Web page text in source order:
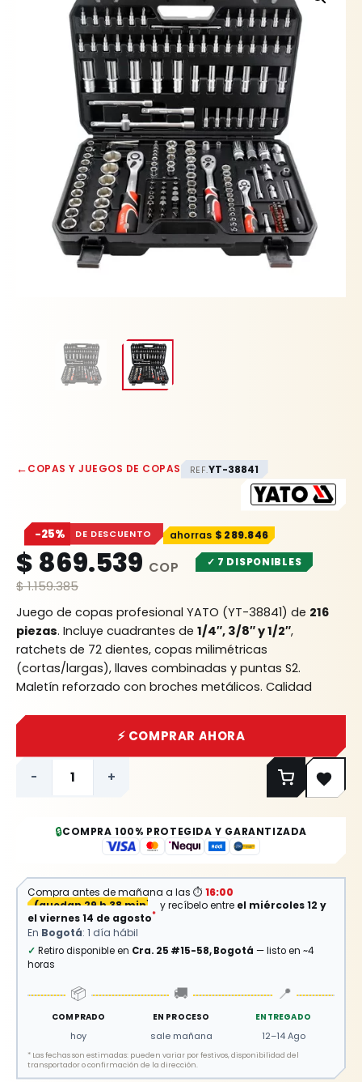
←COPAS Y JUEGOS DE COPAS REF.YT-38841
−25% DE DESCUENTO $ 289.846
$1.159.385
$ 869.539 ✓ 7 DISPONIBLES
Juego de copas profesional YATO (YT-38841) de 216
piezas. Incluye cuadrantes de 1/4″, 3/8″ y 1/2″,
ratchets de 72 dientes, copas milimétricas
(cortas/largas), llaves combinadas y puntas S2.
Maletín reforzado con broches metálicos. Calidad
- +
⚡ COMPRAR AHORA
🔒COMPRA 100% PROTEGIDA Y GARANTIZADA
Compra antes de mañana a las ⏱ 16:00
(quedan 29 h 38 min) y recíbelo entre el miércoles 12 y
el viernes 14 de agosto*
En Bogotá: 1 día hábil
✓ Retiro disponible en Cra. 25 #15-58, Bogotá — listo en ~4
horas
📦
COMPRADO
hoy
🚚
EN PROCESO
sale mañana
📍
ENTREGADO
12–14 Ago
* Las fechas son estimadas: pueden variar por festivos, disponibilidad del
transportador o confirmación de la dirección.